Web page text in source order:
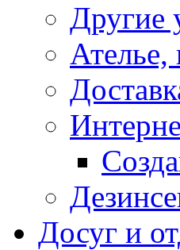
Другие
Досуг и